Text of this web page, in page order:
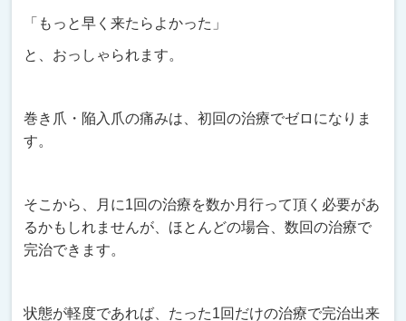
「もっと早く来たらよかった」
と、おっしゃられます。
巻き爪・陥入爪の痛みは、初回の治療でゼロになりま
す。
そこから、月に1回の治療を数か月行って頂く必要があ
るかもしれませんが、ほとんどの場合、数回の治療で
完治できます。
状態が軽度であれば、たった1回だけの治療で完治出来